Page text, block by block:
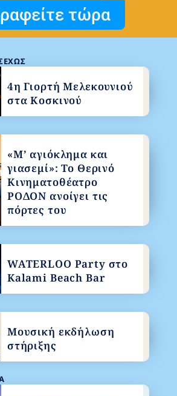
τώρα
4η Γιορτή Μελεκουνιού
στα Κοσκινού
«Μ’ αγιόκλημα και
γιασεμί»: Το Θερινό
Κινηματοθέατρο
ΡΟΔΟΝ ανοίγει τις
πόρτες του
WATERLOO Party στο
Kalami Beach Bar
Μουσική εκδήλωση
στήριξης